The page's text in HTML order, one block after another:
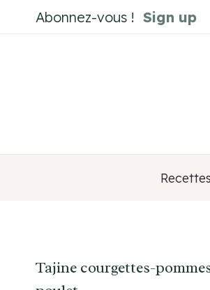
au
Abonnez-vous ! Sign up
Recettes
Tajine courgettes-